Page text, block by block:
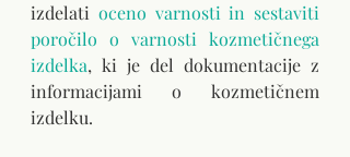
izdelati oceno varnosti in sestaviti
poročilo o varnosti kozmetičnega
izdelka, ki je del dokumentacije z
informacijami o kozmetičnem
izdelku.